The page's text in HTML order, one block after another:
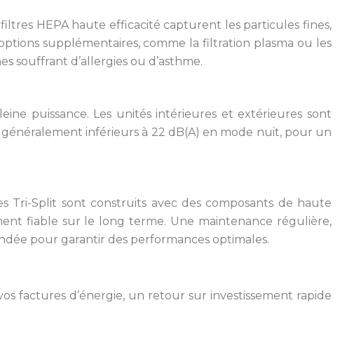
HEPA haute efficacité capturent les particules fines,
supplémentaires, comme la filtration plasma ou les
souffrant d’allergies ou d’asthme.
puissance. Les unités intérieures et extérieures sont
inférieurs à 22 dB(A) en mode nuit, pour un
Tri-Split sont construits avec des composants de haute
fiable sur le long terme. Une maintenance régulière,
pour garantir des performances optimales.
factures d’énergie, un retour sur investissement rapide